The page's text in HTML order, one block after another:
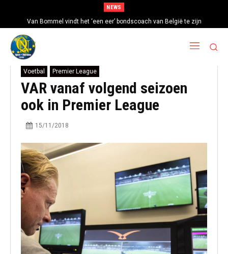
NEWS
Van Bommel vindt het ‘een eer’ bondscoach van België te zijn
Voetbal Premier League
VAR vanaf volgend seizoen
ook in Premier League
15/11/2018